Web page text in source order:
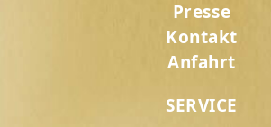
Presse
Kontakt
Anfahrt
SERVICE